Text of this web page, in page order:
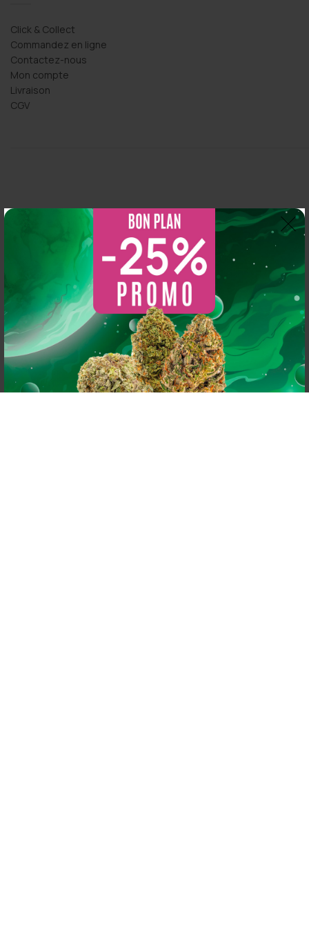
Click & Collect
Commandez en ligne
Contactez-nous
Mon compte
Livraison
CGV
So CBD
5.0
Basé sur 216 avis
powered byGoogle
Thomas Arper
2 years ago
Magasin au top, bonne variété et vendeur généreux
N'hésitez pas à y aller vous y trouverez de qualité